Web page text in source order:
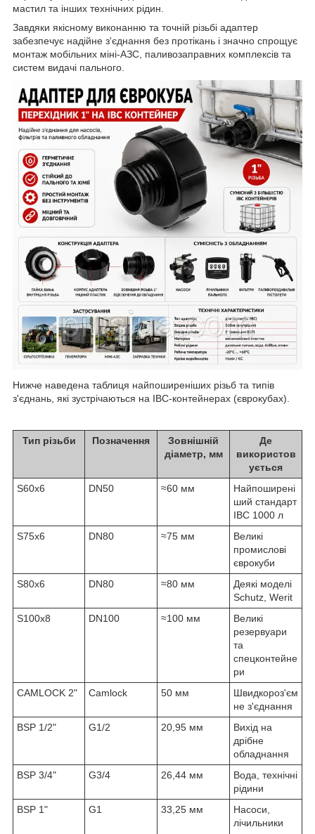
мастил та інших технічних рідин.
Завдяки якісному виконанню та точній різьбі адаптер
забезпечує надійне з'єднання без протікань і значно спрощує
монтаж мобільних міні-АЗС, паливозаправних комплексів та
систем видачі пального.
Нижче наведена таблиця найпоширеніших різьб та типів
з'єднань, які зустрічаються на IBC-контейнерах (єврокубах).
Тип різьби Позначення
Зовнішній
діаметр, мм
Де
використов
ується
S60x6
DN50 ≈60 мм
Найпоширені
ший стандарт
IBC 1000 л
S75x6
DN80 ≈75 мм
Великі
промислові
єврокуби
S80x6
DN80 ≈80 мм
Деякі моделі
Schutz, Werit
S100x8
DN100 ≈100 мм
Великі
резервуари
та
спецконтейне
ри
CAMLOCK 2"
Camlock 50 мм
Швидкороз'єм
не з'єднання
BSP 1/2"
G1/2 20,95 мм
Вихід на
дрібне
обладнання
BSP 3/4"
G3/4 26,44 мм
Вода, технічні
рідини
BSP 1"
G1 33,25 мм
Насоси,
лічильники